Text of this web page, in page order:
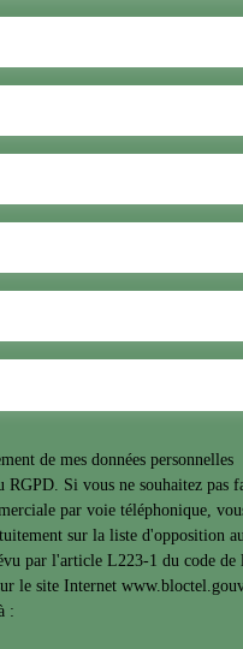
de mes données personnelles
RGPD. Si vous ne souhaitez pas
par voie téléphonique,
sur la liste d'opposition
par l'article L223-1 du code de
le site Internet
: